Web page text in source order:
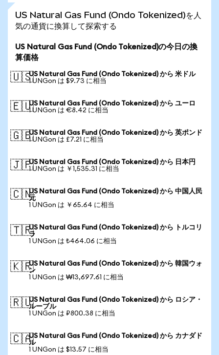
US Natural Gas Fund (Ondo Tokenized)を人
気の通貨に換算して探索する
US Natural Gas Fund (Ondo Tokenized)の今日の換
算価格
🇺🇸US Natural Gas Fund (Ondo Tokenized) から 米ドル
1 UNGon は $9.73 に相当
🇪🇺US Natural Gas Fund (Ondo Tokenized) から ユーロ
1 UNGon は €8.42 に相当
🇬🇧US Natural Gas Fund (Ondo Tokenized) から 英ポンド
1 UNGon は £7.21 に相当
🇯🇵US Natural Gas Fund (Ondo Tokenized) から 日本円
1 UNGon は ￥1,535.31 に相当
🇨🇳US Natural Gas Fund (Ondo Tokenized) から 中国人民
元
1 UNGon は ￥65.64 に相当
🇹🇷US Natural Gas Fund (Ondo Tokenized) から トルコリ
ラ
1 UNGon は ₺464.06 に相当
🇰🇷US Natural Gas Fund (Ondo Tokenized) から 韓国ウォ
ン
1 UNGon は ₩13,697.61 に相当
🇷🇺US Natural Gas Fund (Ondo Tokenized) から ロシア・
ルーブル
1 UNGon は ₽800.38 に相当
🇨🇦US Natural Gas Fund (Ondo Tokenized) から カナダド
ル
1 UNGon は $13.57 に相当